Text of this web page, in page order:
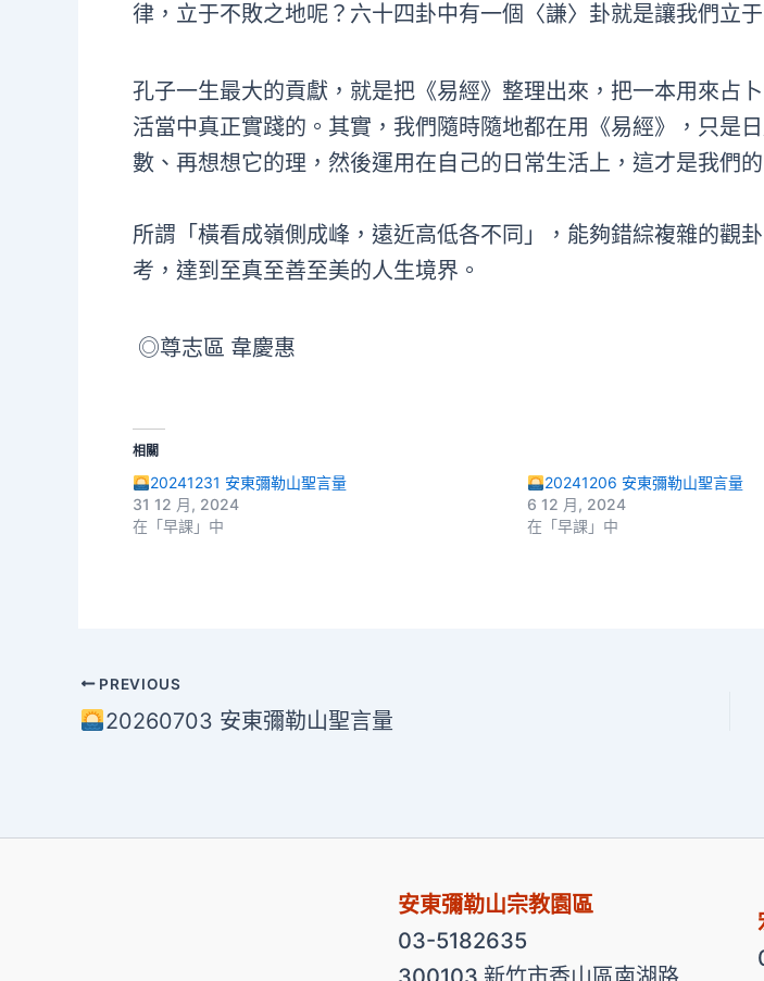
律，立于不敗之地呢？六十四卦中有一個〈謙〉卦就是讓我們立于
孔子一生最大的貢獻，就是把《易經》整理出來，把一本用來占
活當中真正實踐的。其實，我們隨時隨地都在用《易經》，只是
數、再想想它的理，然後運用在自己的日常生活上，這才是我們的
所謂「橫看成嶺側成峰，遠近高低各不同」，能夠錯綜複雜的觀
考，達到至真至善至美的人生境界。
◎尊志區 韋慶惠
相關
20241231 安東彌勒山聖言量
31 12 月, 2024
在「早課」中
20241206 安東彌勒山聖言量
6 12 月, 2024
在「早課」中
PREVIOUS
20260703 安東彌勒山聖言量
安東彌勒山宗教園區
03-5182635